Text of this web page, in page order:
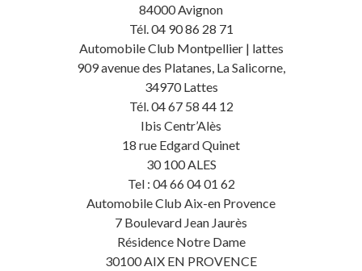
84000 Avignon
Tél. 04 90 86 28 71
Automobile Club Montpellier | lattes
909 avenue des Platanes, La Salicorne,
34970 Lattes
Tél. 04 67 58 44 12
Ibis Centr’Alès
18 rue Edgard Quinet
30 100 ALES
Tel : 04 66 04 01 62
Automobile Club Aix-en Provence
7 Boulevard Jean Jaurès
Résidence Notre Dame
30100 AIX EN PROVENCE